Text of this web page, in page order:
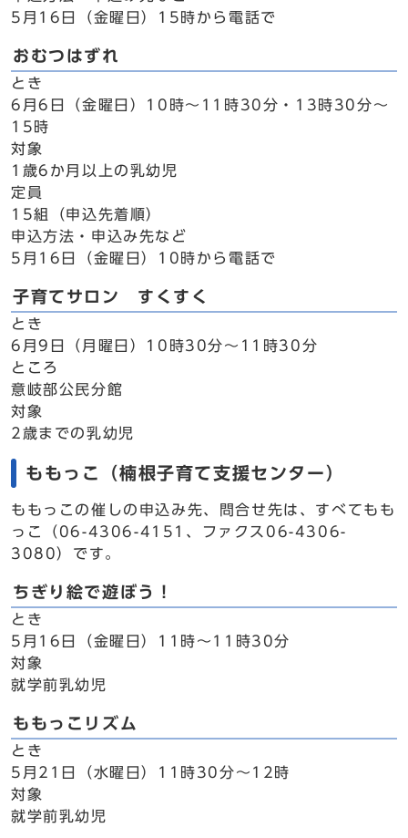
5月16日（金曜日）15時から電話で
おむつはずれ
とき
6月6日（金曜日）10時～11時30分・13時30分～
15時
対象
1歳6か月以上の乳幼児
定員
15組（申込先着順）
申込方法・申込み先など
5月16日（金曜日）10時から電話で
子育てサロン すくすく
とき
6月9日（月曜日）10時30分～11時30分
ところ
意岐部公民分館
対象
2歳までの乳幼児
ももっこ（楠根子育て支援センター）
ももっこの催しの申込み先、問合せ先は、すべてもも
っこ（06-4306-4151、ファクス06-4306-
3080）です。
ちぎり絵で遊ぼう！
とき
5月16日（金曜日）11時～11時30分
対象
就学前乳幼児
ももっこリズム
とき
5月21日（水曜日）11時30分～12時
対象
就学前乳幼児